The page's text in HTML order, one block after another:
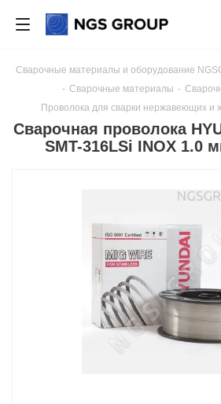
Сварочные материалы и оборудование
- Сварочные материалы -
Проволока для сварки нержавеющих и
Сварочная проволока
SMT-316LSi INOX 1.0